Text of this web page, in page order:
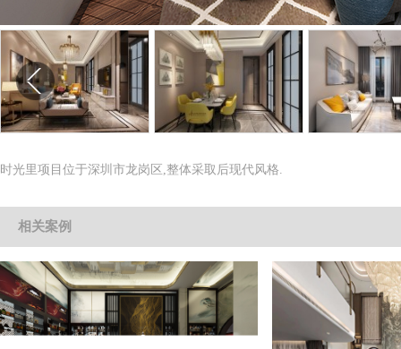
时光里项目位于深圳市龙岗区,整体采取后现代风格.
相关案例